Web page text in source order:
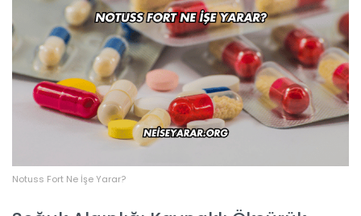
Notuss Fort Ne İşe Yarar?